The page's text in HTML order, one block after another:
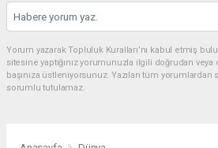
Yorum yazarak Topluluk Kuralları’nı kabul etmiş
sitesine yaptığınız yorumunuzla ilgili doğrudan
başınıza üstleniyorsunuz. Yazılan tüm
sorumlu tutulamaz.